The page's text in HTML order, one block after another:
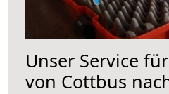
Unser Service
von Cottbus